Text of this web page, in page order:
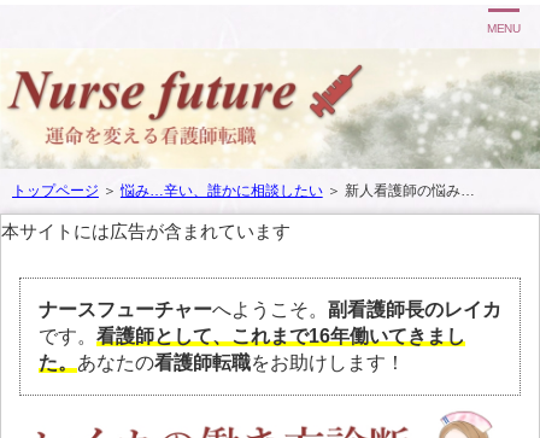
MENU
トップページ ＞悩み…辛い、誰かに相談したい＞ 新人看護師の悩み…
本サイトには広告が含まれています
ナースフューチャーへようこそ。 副看護師長のレイカ
です。 看護師として、これまで16年働いてきまし
た。 あなたの看護師転職をお助けします！